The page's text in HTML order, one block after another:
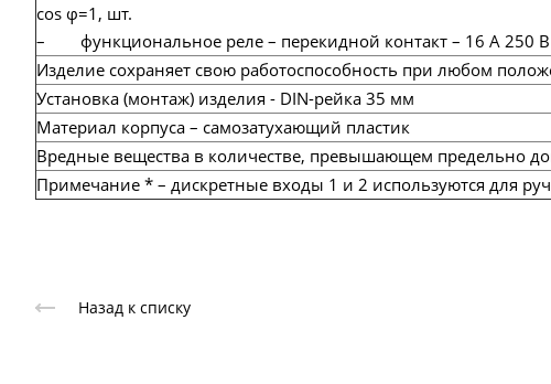
cos φ=1, шт.
– функциональное реле – перекидной контакт – 16 А 250 В
Изделие сохраняет свою работоспособность при любом
Установка (монтаж) изделия - DIN-рейка 35 мм
Материал корпуса – самозатухающий пластик
Вредные вещества в количестве, превышающем предельно
Примечание * – дискретные входы 1 и 2 используются для
Назад к списку